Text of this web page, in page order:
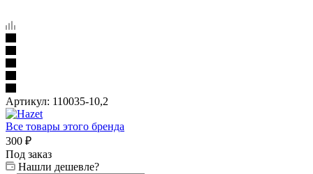
Артикул: 110035-10,2
Все товары этого бренда
300 ₽
Под заказ
Нашли дешевле?